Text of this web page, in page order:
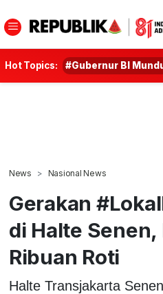
Hot Topics: #Gubernur BI
News Nasional News
Gerakan
di Halte Senen,
Ribuan Roti
Halte Transjakarta